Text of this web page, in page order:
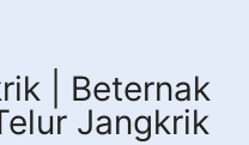
| Beternak
Jangkrik